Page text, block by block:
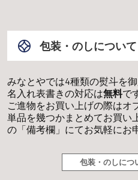
包装・のしについて
みなとやでは4種類の熨斗を
名入れ表書きの対応は無料で
ご進物をお買い上げの際はオ
単品を幾つかまとめてお買い
の「備考欄」にてお気軽にお
包装・のしにつ